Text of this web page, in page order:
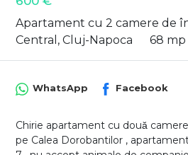
Apartament cu 2 camere de
Central, Cluj-Napoca
68 mp
WhatsApp Facebook
Chirie apartament cu două
pe Calea Dorobantilor ,